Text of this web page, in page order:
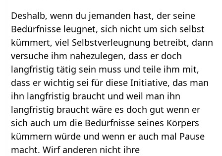
Deshalb, wenn du jemanden hast, der seine
Bedürfnisse leugnet, sich nicht um sich selbst
kümmert, viel Selbstverleugnung betreibt, dann
versuche ihm nahezulegen, dass er doch
langfristig tätig sein muss und teile ihm mit,
dass er wichtig sei für diese Initiative, das man
ihn langfristig braucht und weil man ihn
langfristig braucht wäre es doch gut wenn er
sich auch um die Bedürfnisse seines Körpers
kümmern würde und wenn er auch mal Pause
macht. Wirf anderen nicht ihre